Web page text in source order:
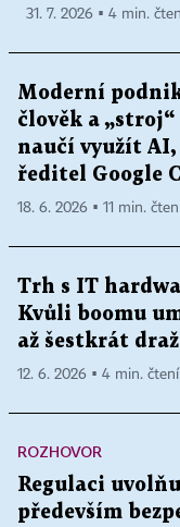
31. 7. 2026 ▪ 4 min.
Moderní
člověk a
naučí využít
ředitel Google
18. 6. 2026 ▪ 11 min.
Trh s IT
Kvůli boomu
až šestkrát
12. 6. 2026 ▪ 4 min. čtení
ROZHOVOR
Regulaci
především